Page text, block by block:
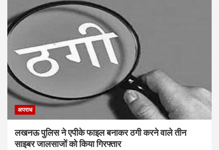
अपराध
लखनऊ पुलिस ने एपीके फाइल बनाकर ठगी करने वाले तीन
साइबर जालसाजों को किया गिरफ्तार